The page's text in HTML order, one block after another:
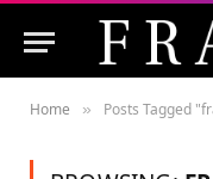
Home » Posts Tagged